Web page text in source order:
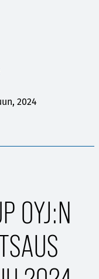
2024
OYJ:N